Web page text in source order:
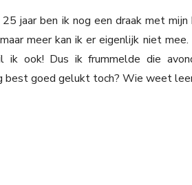
jaar ben ik nog een draak met
meer kan ik er eigenlijk niet mee.
ik ook! Dus ik frummelde die
best goed gelukt toch? Wie weet